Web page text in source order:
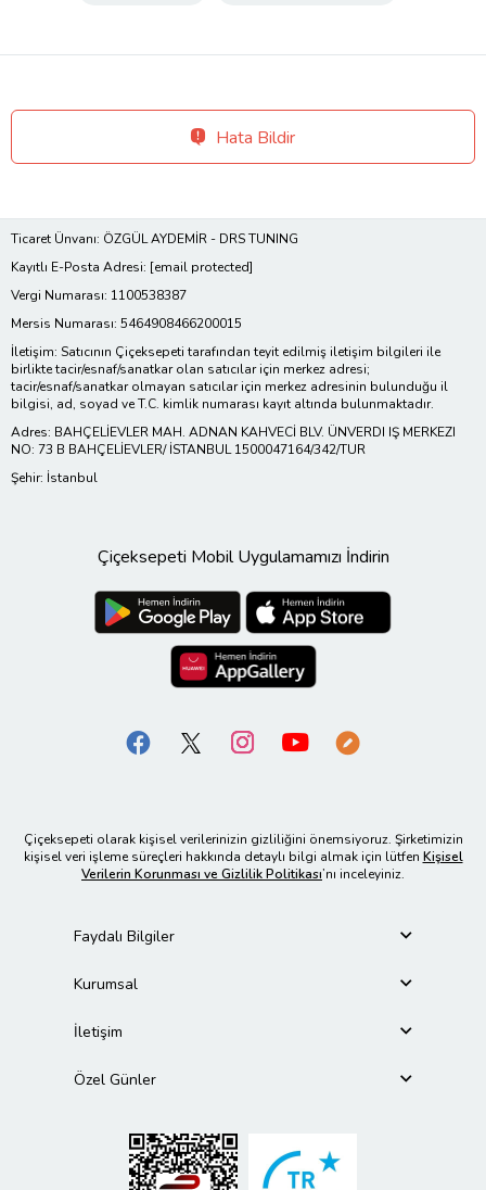
Hata Bildir
Ticaret Ünvanı: ÖZGÜL AYDEMİR - DRS TUNING
Kayıtlı E-Posta Adresi: [email protected]
Vergi Numarası: 1100538387
Mersis Numarası: 5464908466200015
İletişim: Satıcının Çiçeksepeti tarafından teyit edilmiş iletişim bilgileri ile
birlikte tacir/esnaf/sanatkar olan satıcılar için merkez adresi;
tacir/esnaf/sanatkar olmayan satıcılar için merkez adresinin bulunduğu il
bilgisi, ad, soyad ve T.C. kimlik numarası kayıt altında bulunmaktadır.
Adres: BAHÇELİEVLER MAH. ADNAN KAHVECİ BLV. ÜNVERDI IŞ MERKEZI
NO: 73 B BAHÇELİEVLER/ İSTANBUL 1500047164/342/TUR
Şehir: İstanbul
Çiçeksepeti Mobil Uygulamamızı İndirin
Çiçeksepeti olarak kişisel verilerinizin gizliliğini önemsiyoruz. Şirketimizin
kişisel veri işleme süreçleri hakkında detaylı bilgi almak için lütfen Kişisel
Verilerin Korunması ve Gizlilik Politikası’nı inceleyiniz.
Faydalı Bilgiler
Kurumsal
İletişim
Özel Günler